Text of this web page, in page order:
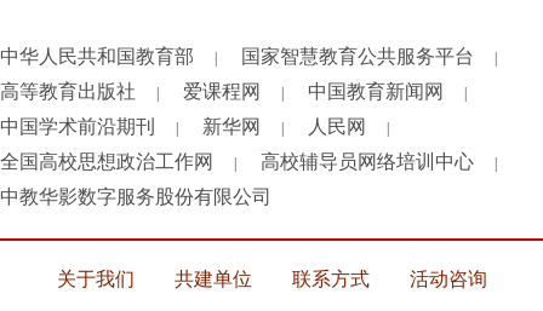
中华人民共和国教育部 国家智慧教育公共服务平台
高等教育出版社 爱课程网 中国教育新闻网
中国学术前沿期刊 新华网 人民网
全国高校思想政治工作网 高校辅导员网络培训中心
中教华影数字服务股份有限公司
关于我们 共建单位 联系方式 活动咨询